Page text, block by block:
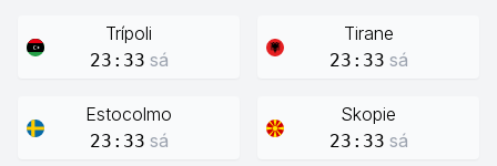
Trípoli
23:33 sá
Tirane
23:33 sá
Estocolmo
23:33 sá
Skopie
23:33 sá